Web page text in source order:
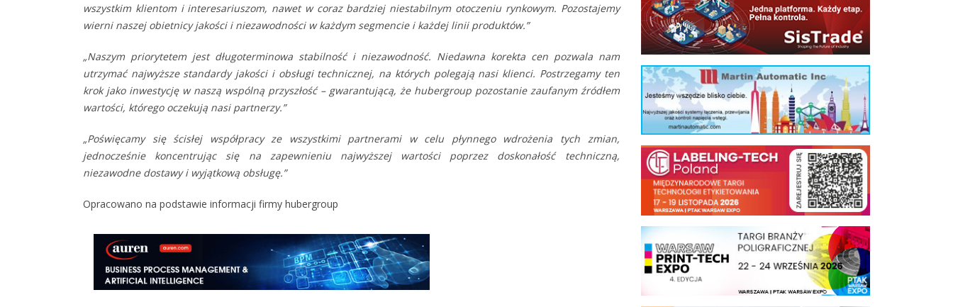
wszystkim klientom i interesariuszom, nawet w coraz bardziej niestabilnym otoczeniu rynkowym. Pozostajemy
wierni naszej obietnicy jakości i niezawodności w każdym segmencie i każdej linii produktów.”
„Naszym priorytetem jest długoterminowa stabilność i niezawodność. Niedawna korekta cen pozwala nam
utrzymać najwyższe standardy jakości i obsługi technicznej, na których polegają nasi klienci. Postrzegamy ten
krok jako inwestycję w naszą wspólną przyszłość – gwarantującą, że hubergroup pozostanie zaufanym źródłem
wartości, którego oczekują nasi partnerzy.”
„Poświęcamy się ścisłej współpracy ze wszystkimi partnerami w celu płynnego wdrożenia tych zmian,
jednocześnie koncentrując się na zapewnieniu najwyższej wartości poprzez doskonałość techniczną,
niezawodne dostawy i wyjątkową obsługę.”
Opracowano na podstawie informacji firmy hubergroup